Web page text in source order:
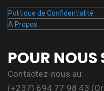
Politique de Confidentialité
A Propos
POUR NOUS
Contactez-nous au:
(+237) 694 77 98 43